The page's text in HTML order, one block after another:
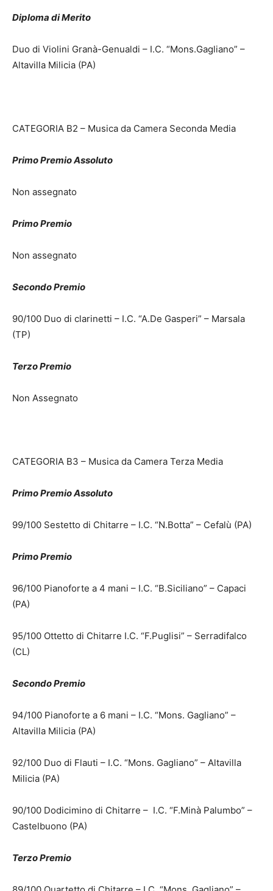
Diploma di Merito
Duo di Violini Granà-Genualdi – I.C. “Mons.Gagliano” –
Altavilla Milicia (PA)
CATEGORIA B2 – Musica da Camera Seconda Media
Primo Premio Assoluto
Non assegnato
Primo Premio
Non assegnato
Secondo Premio
90/100 Duo di clarinetti – I.C. “A.De Gasperi” – Marsala
(TP)
Terzo Premio
Non Assegnato
CATEGORIA B3 – Musica da Camera Terza Media
Primo Premio Assoluto
99/100 Sestetto di Chitarre – I.C. “N.Botta” – Cefalù (PA)
Primo Premio
96/100 Pianoforte a 4 mani – I.C. “B.Siciliano” – Capaci
(PA)
95/100 Ottetto di Chitarre I.C. “F.Puglisi” – Serradifalco
(CL)
Secondo Premio
94/100 Pianoforte a 6 mani – I.C. “Mons. Gagliano” –
Altavilla Milicia (PA)
92/100 Duo di Flauti – I.C. “Mons. Gagliano” – Altavilla
Milicia (PA)
90/100 Dodicimino di Chitarre – I.C. “F.Minà Palumbo” –
Castelbuono (PA)
Terzo Premio